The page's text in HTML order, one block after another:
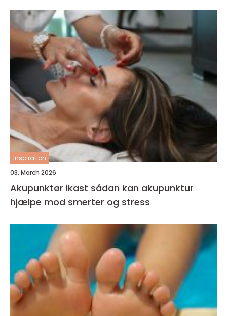
inspiration
03. March 2026
Akupunktør ikast sådan kan akupunktur
hjælpe mod smerter og stress